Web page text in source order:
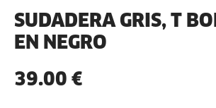
SUDADERA GRIS, T
EN NEGRO
39.00 €